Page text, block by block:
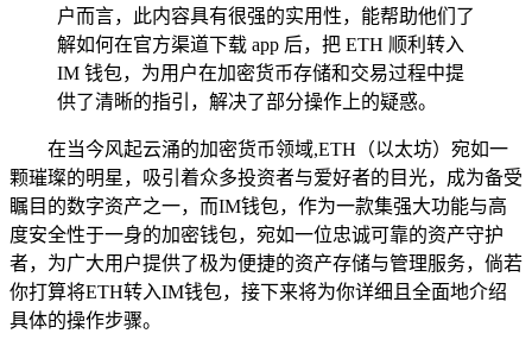
户而言，此内容具有很强的实用性，能帮助他们了
解如何在官方渠道下载 app 后，把 ETH 顺利转入
IM 钱包，为用户在加密货币存储和交易过程中提
供了清晰的指引，解决了部分操作上的疑惑。
在当今风起云涌的加密货币领域,ETH（以太坊）宛如一
颗璀璨的明星，吸引着众多投资者与爱好者的目光，成为备受
瞩目的数字资产之一，而IM钱包，作为一款集强大功能与高
度安全性于一身的加密钱包，宛如一位忠诚可靠的资产守护
者，为广大用户提供了极为便捷的资产存储与管理服务，倘若
你打算将ETH转入IM钱包，接下来将为你详细且全面地介绍
具体的操作步骤。